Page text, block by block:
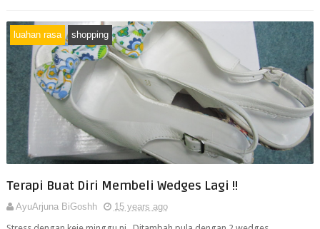
luahan rasa shopping
Terapi Buat Diri Membeli Wedges Lagi !!
AyuArjuna BiGoshh
15 years ago